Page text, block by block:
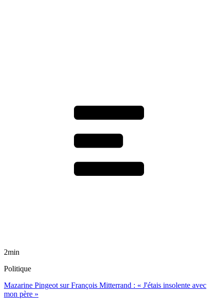
2min
Politique
Mazarine Pingeot sur François Mitterrand : « J'étais insolente avec
mon père »